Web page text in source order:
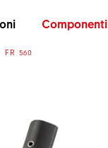
Componenti
FR 560